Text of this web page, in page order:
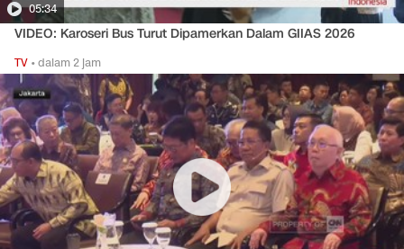
05:34
VIDEO: Karoseri Bus Turut Dipamerkan Dalam GIIAS 2026
TV •dalam 2 jam